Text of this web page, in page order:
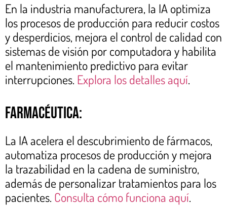
En la industria manufacturera, la IA optimiza
los procesos de producción para reducir costos
y desperdicios, mejora el control de calidad con
sistemas de visión por computadora y habilita
el mantenimiento predictivo para evitar
interrupciones. Explora los detalles aquí.
Farmacéutica:
La IA acelera el descubrimiento de fármacos,
automatiza procesos de producción y mejora
la trazabilidad en la cadena de suministro,
además de personalizar tratamientos para los
pacientes. Consulta cómo funciona aquí.